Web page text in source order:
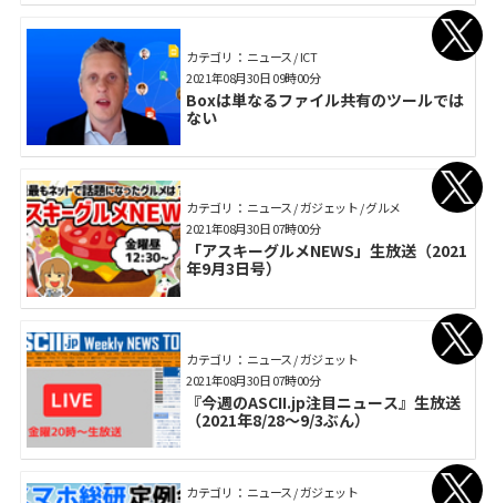
カテゴリ： ニュース / ICT
Boxは単なるファイル共有のツールでは
ない
2021年08月30日 09時00分
カテゴリ： ニュース / ガジェット / グルメ
「アスキーグルメNEWS」生放送（2021
年9月3日号）
2021年08月30日 07時00分
カテゴリ： ニュース / ガジェット
『今週のASCII.jp注目ニュース』生放送
（2021年8/28～9/3ぶん）
2021年08月30日 07時00分
カテゴリ： ニュース / ガジェット